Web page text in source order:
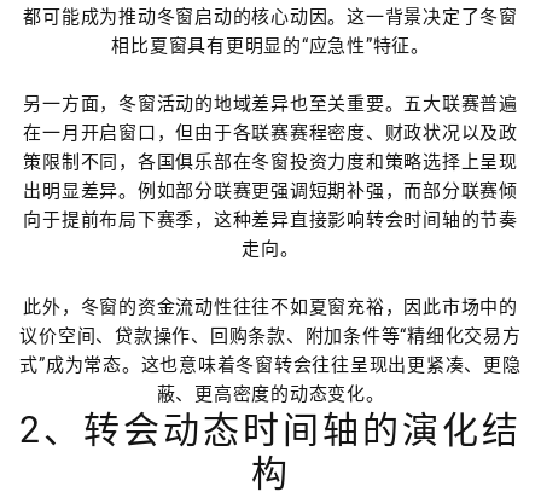
都可能成为推动冬窗启动的核心动因。这一背景决定了冬窗
相比夏窗具有更明显的“应急性”特征。
另一方面，冬窗活动的地域差异也至关重要。五大联赛普遍
在一月开启窗口，但由于各联赛赛程密度、财政状况以及政
策限制不同，各国俱乐部在冬窗投资力度和策略选择上呈现
出明显差异。例如部分联赛更强调短期补强，而部分联赛倾
向于提前布局下赛季，这种差异直接影响转会时间轴的节奏
走向。
此外，冬窗的资金流动性往往不如夏窗充裕，因此市场中的
议价空间、贷款操作、回购条款、附加条件等“精细化交易方
式”成为常态。这也意味着冬窗转会往往呈现出更紧凑、更隐
蔽、更高密度的动态变化。
2、转会动态时间轴的演化结
构